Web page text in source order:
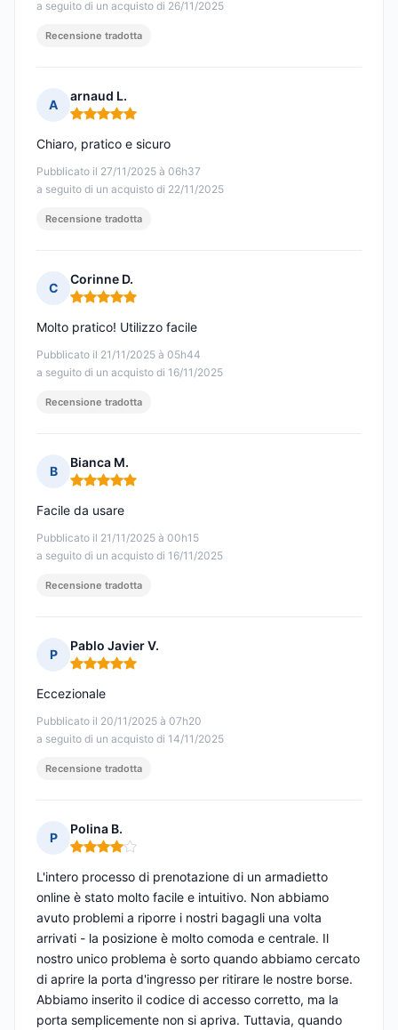
a seguito di un acquisto di 26/11/2025
Recensione tradotta
A
arnaud L.
Nota: 5 su 5
Pubblicato il 27/11/2025 à 06h37
a seguito di un acquisto di 22/11/2025
Chiaro, pratico e sicuro
Recensione tradotta
C
Corinne D.
Nota: 5 su 5
Pubblicato il 21/11/2025 à 05h44
a seguito di un acquisto di 16/11/2025
Molto pratico! Utilizzo facile
Recensione tradotta
B
Bianca M.
Nota: 5 su 5
Pubblicato il 21/11/2025 à 00h15
a seguito di un acquisto di 16/11/2025
Facile da usare
Recensione tradotta
P
Pablo Javier V.
Nota: 5 su 5
Pubblicato il 20/11/2025 à 07h20
a seguito di un acquisto di 14/11/2025
Eccezionale
Recensione tradotta
P
Polina B.
Nota: 4 su 5
L'intero processo di prenotazione di un armadietto
online è stato molto facile e intuitivo. Non abbiamo
avuto problemi a riporre i nostri bagagli una volta
arrivati - la posizione è molto comoda e centrale. Il
nostro unico problema è sorto quando abbiamo cercato
di aprire la porta d'ingresso per ritirare le nostre borse.
Abbiamo inserito il codice di accesso corretto, ma la
porta semplicemente non si apriva. Tuttavia, quando